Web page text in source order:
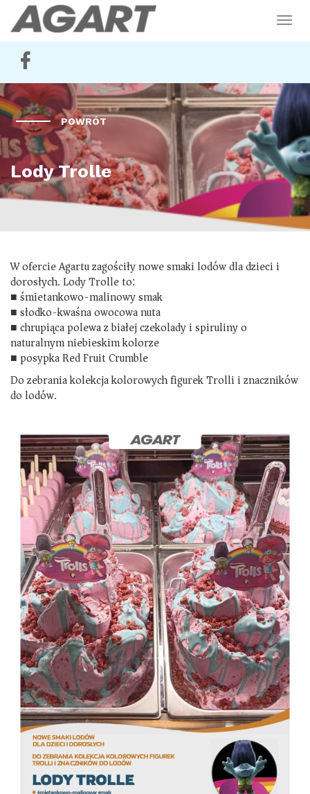
O Nas
Model obsługi
Asortyment
Receptury
Kontakt
Ochrona danych
POWRÓT
Lody Trolle
W ofercie Agartu zagościły nowe smaki lodów dla dzieci i
dorosłych. Lody Trolle to:
■śmietankowo-malinowy smak
■słodko-kwaśna owocowa nuta
■chrupiąca polewa z białej czekolady i spiruliny o
naturalnym niebieskim kolorze
■ posypka Red Fruit Crumble
Do zebrania kolekcja kolorowych figurek Trolli i znaczników
do lodów.